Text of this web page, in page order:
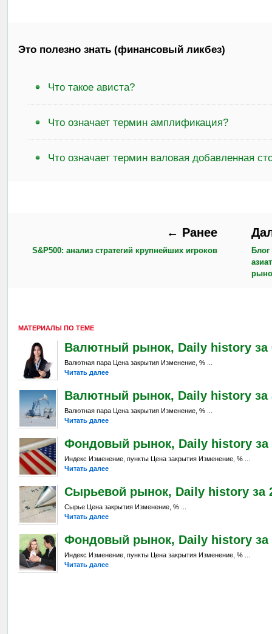
Это полезно знать (финансовый ликбез)
Что такое ависта?
Что означает термин амплификация?
Что означает термин валовая добавленная
← Ранее
S&P500: анализ стратегий крупнейших игроков
МАТЕРИАЛЫ ПО ТЕМЕ
Валютный рынок, Daily history за
Валютная пара Цена закрытия Изменение, % ...
Читать далее
Валютный рынок, Daily history за
Валютная пара Цена закрытия Изменение, % ...
Читать далее
Фондовый рынок, Daily history за
Индекс Изменение, пункты Цена закрытия Изменение, % ...
Читать далее
Сырьевой рынок, Daily history за
Сырье Цена закрытия Изменение, % ...
Читать далее
Фондовый рынок, Daily history за
Индекс Изменение, пункты Цена закрытия Изменение, % ...
Читать далее